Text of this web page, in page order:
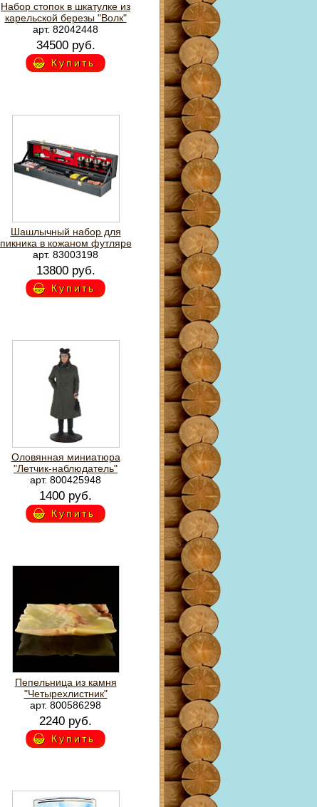
Набор стопок в шкатулке из
карельской березы "Волк"
арт. 82042448
34500 руб.
Купить
Шашлычный набор для
пикника в кожаном футляре
арт. 83003198
13800 руб.
Купить
Оловянная миниатюра
"Летчик-наблюдатель"
арт. 800425948
1400 руб.
Купить
Пепельница из камня
"Четырехлистник"
арт. 800586298
2240 руб.
Купить